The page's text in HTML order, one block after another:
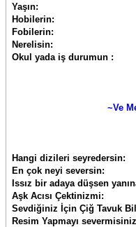
Yaşın:
Hobilerin:
Fobilerin:
Nerelisin:
Okul yada iş durumun :
~Ve
Hangi dizileri seyredersin:
En çok neyi seversin:
Issız bir adaya düşsen
Aşk Acısı Çektinizmi:
Sevdiğiniz İçin Çiğ Tavuk
Resim Yapmayı